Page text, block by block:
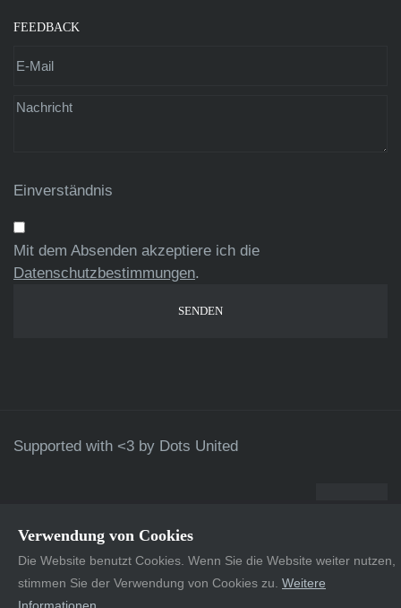
FEEDBACK
Einverständnis
Mit dem Absenden akzeptiere ich die
Datenschutzbestimmungen.
Supported with <3 by Dots United
Verwendung von Cookies
Die Website benutzt Cookies. Wenn Sie die Website weiter nutzen,
stimmen Sie der Verwendung von Cookies zu. Weitere